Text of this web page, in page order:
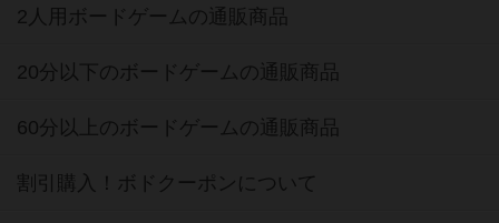
2人用ボードゲームの通販商品
20分以下のボードゲームの通販商品
60分以上のボードゲームの通販商品
割引購入！ボドクーポンについて